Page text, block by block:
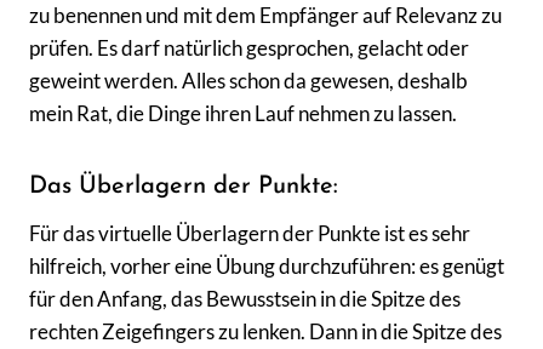
zu benennen und mit dem Empfänger auf Relevanz zu
prüfen. Es darf natürlich gesprochen, gelacht oder
geweint werden. Alles schon da gewesen, deshalb
mein Rat, die Dinge ihren Lauf nehmen zu lassen.
Das Überlagern der Punkte:
Für das virtuelle Überlagern der Punkte ist es sehr
hilfreich, vorher eine Übung durchzuführen: es genügt
für den Anfang, das Bewusstsein in die Spitze des
rechten Zeigefingers zu lenken. Dann in die Spitze des